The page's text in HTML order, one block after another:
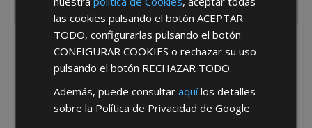
He leído y acepto laPolítica de Privacidad
las cookies pulsando el botónACEPTAR
TODO, configurarlas pulsando el botón
CONFIGURAR COOKIES o rechazar su uso
pulsando el botón RECHAZAR TODO.
Además, puede consultaraquílos detalles
sobre la Política de Privacidad de Google.